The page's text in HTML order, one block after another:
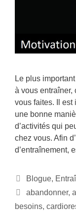
Le plus
à vous entraîner,
vous faites. Il est
une bonne
d’activités qui
chez vous. Afin
d’entraînement,
Blogue,
abandonner,
besoins,